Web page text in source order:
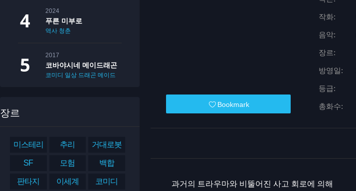
2024
푸른 미부로
역사 청춘
2017
코바야시네 메이드래곤
코미디 일상 드래곤 메이드
장르
미스테리 추리 거대로봇
SF 모험 백합
판타지 이세계 코미디
Bookmark
작화:
음악:
장르:
방영일:
등급:
총화수:
과거의 트라우마와 비뚤어진 사고 회로에 의해